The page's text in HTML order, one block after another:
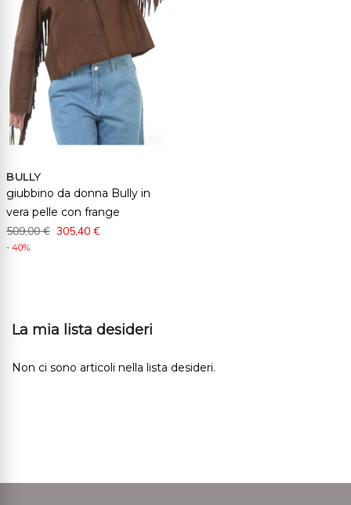
BULLY
giubbino da donna Bully in
vera pelle con frange
509,00 € 305,40 €
- 40%
La mia lista desideri
Non ci sono articoli nella lista desideri.